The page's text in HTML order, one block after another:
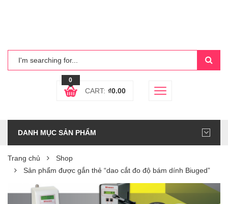
0
CART: ₫0.00
DANH MỤC SẢN PHẨM
Trang chủ
Shop
Sản phẩm được gắn thẻ “dao cắt đo độ bám dính Biuged”